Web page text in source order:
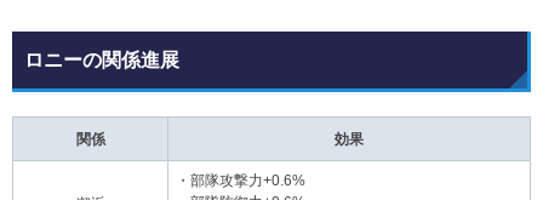
ロニーの関係進展
関係 効果
・部隊攻撃力+0.6%